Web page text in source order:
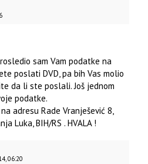
sam Vam podatke na
poslati DVD, pa bih Vas molio
da li ste poslali. Još jednom
podatke.
adresu Rade Vranješević 8,
Luka, BIH/RS . HVALA !
06:20